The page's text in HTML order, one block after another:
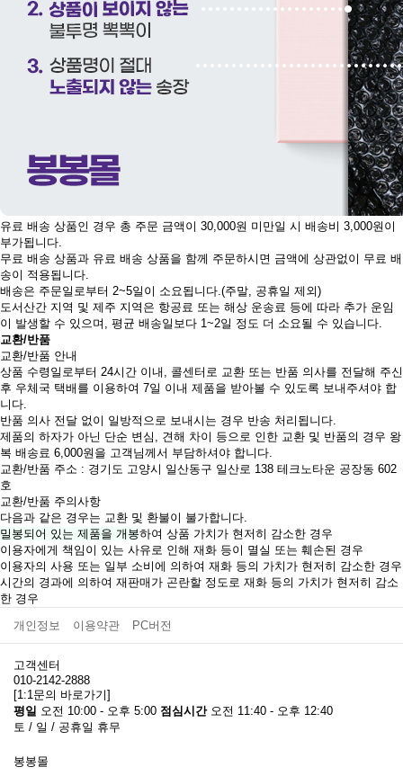
유료 배송 상품인 경우 총 주문 금액이 30,000원 미만일 시 배송비 3,000원이
부가됩니다.
무료 배송 상품과 유료 배송 상품을 함께 주문하시면 금액에 상관없이 무료 배
송이 적용됩니다.
배송은 주문일로부터 2~5일이 소요됩니다.(주말, 공휴일 제외)
도서산간 지역 및 제주 지역은 항공료 또는 해상 운송료 등에 따라 추가 운임
이 발생할 수 있으며, 평균 배송일보다 1~2일 정도 더 소요될 수 있습니다.
교환/반품
교환/반품 안내
상품 수령일로부터 24시간 이내, 콜센터로 교환 또는 반품 의사를 전달해 주신
후 우체국 택배를 이용하여 7일 이내 제품을 받아볼 수 있도록 보내주셔야 합
니다.
반품 의사 전달 없이 일방적으로 보내시는 경우 반송 처리됩니다.
제품의 하자가 아닌 단순 변심, 견해 차이 등으로 인한 교환 및 반품의 경우 왕
복 배송료 6,000원을 고객님께서 부담하셔야 합니다.
교환/반품 주소 : 경기도 고양시 일산동구 일산로 138 테크노타운 공장동 602
호
교환/반품 주의사항
다음과 같은 경우는 교환 및 환불이 불가합니다.
밀봉되어 있는 제품을 개봉하여 상품 가치가 현저히 감소한 경우
이용자에게 책임이 있는 사유로 인해 재화 등이 멸실 또는 훼손된 경우
이용자의 사용 또는 일부 소비에 의하여 재화 등의 가치가 현저히 감소한 경우
시간의 경과에 의하여 재판매가 곤란할 정도로 재화 등의 가치가 현저히 감소
한 경우
개인정보
이용약관 PC버전
고객센터
010-2142-2888
[1:1문의 바로가기]
평일 오전 10:00 - 오후 5:00 점심시간오전 11:40 - 오후 12:40
토 / 일 / 공휴일 휴무
봉봉몰